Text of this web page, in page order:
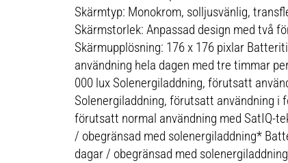
Skärmtyp: Monokrom, solljusvänlig,
Skärmstorlek: Anpassad design med två
Skärmupplösning: 176 x 176 pixlar
användning hela dagen med tre timmar
000 lux Solenergiladdning, förutsatt
Solenergiladdning, förutsatt användning i
förutsatt normal användning med SatIQ-
/ obegränsad med solenergiladdning*
dagar / obegränsad med